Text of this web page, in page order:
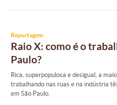
Reportagem
Raio X: como é o
Paulo?
Rica, superpopulosa e desigual, a
trabalhando nas ruas e na indústria
em São Paulo.